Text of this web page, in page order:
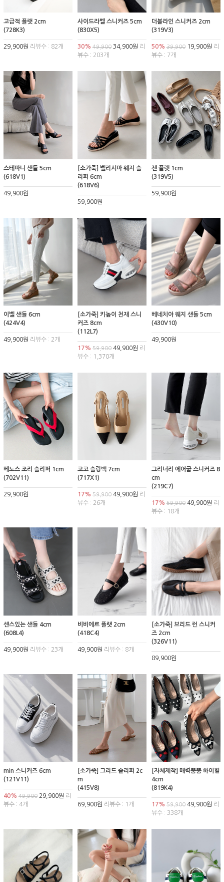
고급적 플랫 2cm
(728K3)
29,900원 리뷰수 : 82개
사이드라벨 스니커즈 5cm
(830X5)
30% 49,90034,900원 리
뷰수 : 203개
더블라인 스니커즈 2cm
(319V3)
50% 39,90019,900원 리
뷰수 : 7개
스테파니 샌들 5cm
(618V1)
49,900원
[소가죽] 벨리시마 웨지 슬
리퍼 6cm
(618V6)
59,900원
젠 플랫 1cm
(319V5)
59,900원
이벨 샌들 6cm
(424V4)
49,900원 리뷰수 : 2개
[소가죽] 키높이 천재 스니
커즈 8cm
(112L7)
17% 59,90049,900원 리
뷰수 : 1,370개
베네치아 웨지 샌들 5cm
(430V10)
49,900원
베노스 조리 슬리퍼 1cm
(702V11)
29,900원
코코 슬링백 7cm
(717X1)
17% 59,90049,900원 리
뷰수 : 26개
그리너리 에어굽 스니커즈 8
cm
(219C7)
17% 59,90049,900원 리
뷰수 : 18개
센스있는 샌들 4cm
(608L4)
49,900원 리뷰수 : 23개
비비에르 플랫 2cm
(418C4)
49,900원 리뷰수 : 8개
[소가죽] 브리드 런 스니커
즈 2cm
(326V11)
89,900원
min 스니커즈 6cm
(121V11)
40% 49,900 29,900원 리
뷰수 : 4개
[소가죽] 그리드 슬리퍼 2c
m
(415V8)
69,900원 리뷰수 : 1개
[자체제작] 매력뿜뿜 하이힐
4cm
(819K4)
17% 59,90049,900원 리
뷰수 : 338개